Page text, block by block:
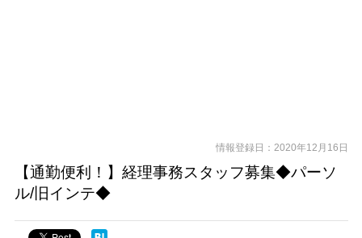
情報登録日：2020年12月16日
【通勤便利！】経理事務スタッフ募集◆パーソ
ル/旧インテ◆